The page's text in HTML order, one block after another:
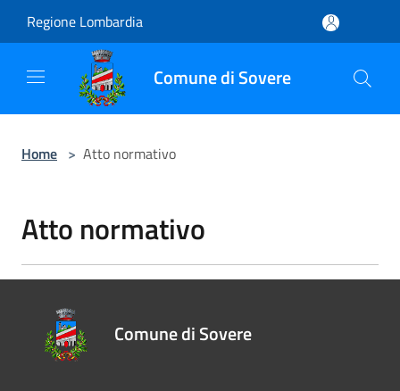
Regione Lombardia
Comune di Sovere
Home > Atto normativo
Atto normativo
Comune di Sovere